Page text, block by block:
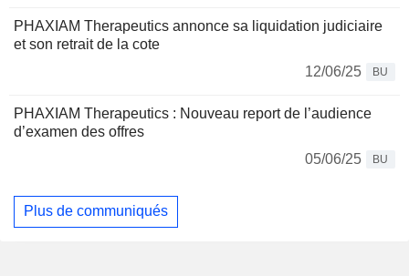
PHAXIAM Therapeutics annonce sa liquidation judiciaire
et son retrait de la cote
12/06/25
BU
PHAXIAM Therapeutics : Nouveau report de l’audience
d’examen des offres
05/06/25
BU
Plus de communiqués